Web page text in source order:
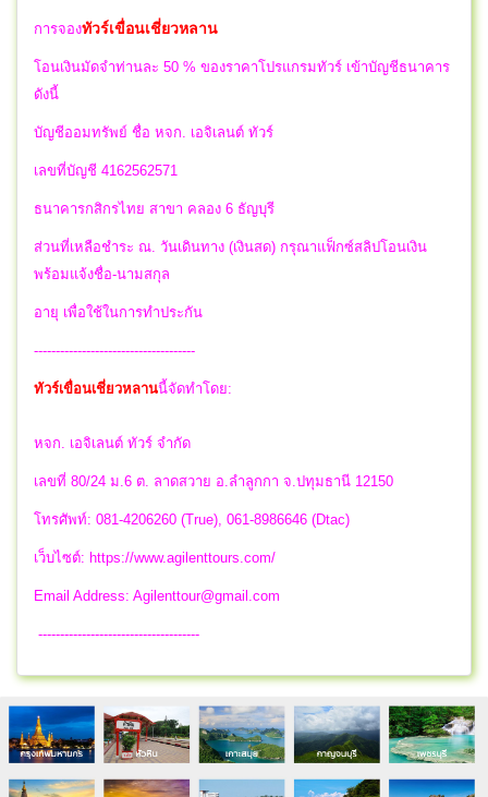
การจองทัวร์เขื่อนเชี่ยวหลาน
โอนเงินมัดจำท่านละ 50 % ของราคาโปรแกรมทัวร์ เข้าบัญชีธนาคาร
ดังนี้
บัญชีออมทรัพย์ ชื่อ หจก. เอจิเลนต์ ทัวร์
เลขที่บัญชี 4162562571
ธนาคารกสิกรไทย สาขา คลอง 6 ธัญบุรี
ส่วนที่เหลือชำระ ณ. วันเดินทาง (เงินสด) กรุณาแฟ็กซ์สลิปโอนเงิน
พร้อมแจ้งชื่อ-นามสกุล
อายุ เพื่อใช้ในการทำประกัน
-------------------------------------
ทัวร์เขื่อนเชี่ยวหลานนี้จัดทำโดย:
หจก. เอจิเลนต์ ทัวร์ จำกัด
เลขที่ 80/24 ม.6 ต. ลาดสวาย อ.ลำลูกกา จ.ปทุมธานี 12150
โทรศัพท์: 081-4206260 (True), 061-8986646 (Dtac)
เว็บไซต์: https://www.agilenttours.com/
Email Address: Agilenttour@gmail.com
-------------------------------------